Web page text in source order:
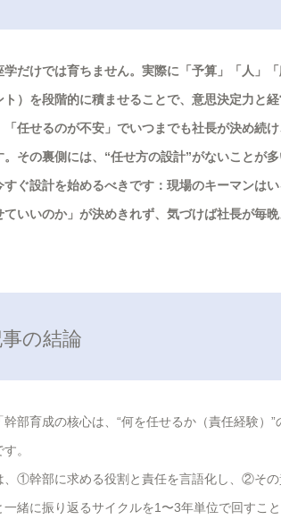
学だけでは育ちません。実際に「予算」「人」
）を段階的に積ませることで、意思決定力と経
「任せるのが不安」でいつまでも社長が決め続
その裏側には、“任せ方の設計”がないことが多
すぐ設計を始めるべきです：現場のキーマンは
ていいのか」が決めきれず、気づけば社長が毎
の結論
部育成の核心は、“何を任せるか（責任経験）
。
、①幹部に求める役割と責任を言語化し、②そ
緒に振り返るサイクルを1〜3年単位で回すこと